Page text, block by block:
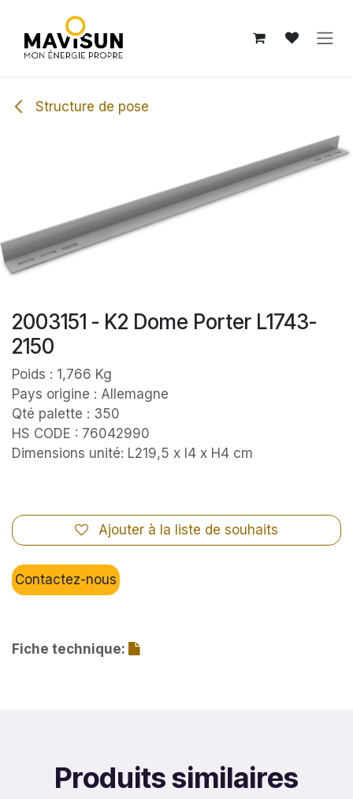
Structure de pose
2003151 - K2 Dome Porter L1743-
2150
Poids : 1,766 Kg
Pays origine : Allemagne
Qté palette : 350
HS CODE : 76042990
Dimensions unité: L219,5 x l4 x H4 cm
Ajouter à la liste de souhaits
Contactez-nous
Fiche technique:
Produits similaires